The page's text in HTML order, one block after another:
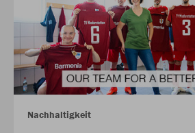
Nachhaltigkeit